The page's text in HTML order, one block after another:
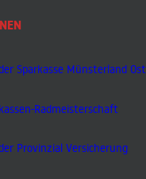
Sparkasse Münsterland Ost
Radmeisterschaft
Provinzial Versicherung